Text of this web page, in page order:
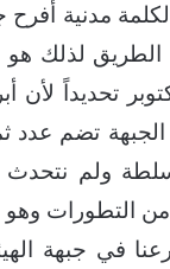
مدنية أفرح
لذلك هو
1985م، وأنا أذكر هنا
تضم عدد
ولم
التطورات
في جبهة